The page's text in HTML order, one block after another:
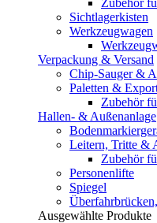
Zubehör
Sichtlagerkisten
Werkzeugwagen
Verpackung & Versand
Chip-Sauger &
Paletten &
Zubehör
Hallen- & Außenanlage
Leitern, Tritte &
Zubehör
Personenlifte
Spiegel
Ausgewählte Produkte